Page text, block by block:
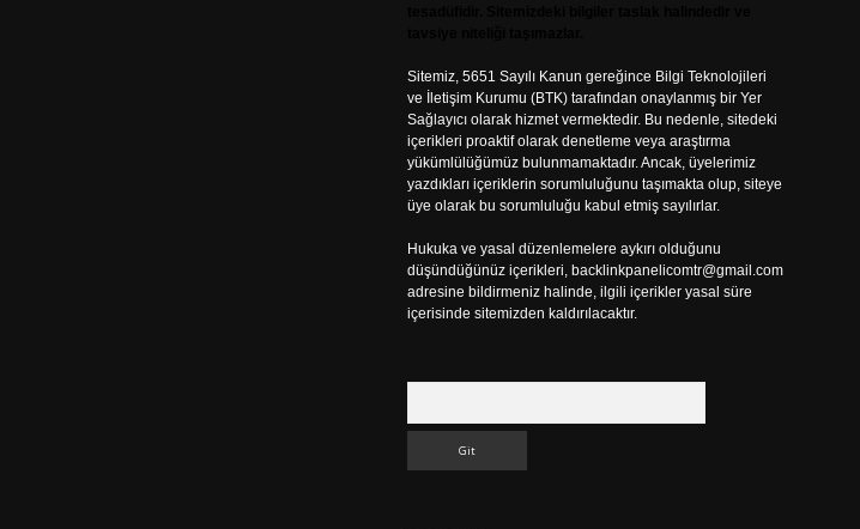
Sitemiz, 5651 Sayılı Kanun gereğince Bilgi Teknolojileri
ve İletişim Kurumu (BTK) tarafından onaylanmış bir Yer
Sağlayıcı olarak hizmet vermektedir. Bu nedenle, sitedeki
içerikleri proaktif olarak denetleme veya araştırma
yükümlülüğümüz bulunmamaktadır. Ancak, üyelerimiz
yazdıkları içeriklerin sorumluluğunu taşımakta olup, siteye
üye olarak bu sorumluluğu kabul etmiş sayılırlar.
Hukuka ve yasal düzenlemelere aykırı olduğunu
düşündüğünüz içerikleri, backlinkpanelicomtr@gmail.com
adresine bildirmeniz halinde, ilgili içerikler yasal süre
içerisinde sitemizden kaldırılacaktır.